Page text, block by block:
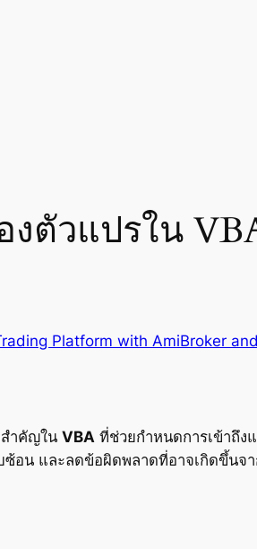
ตัวแปรใน
Platform with AmiBroker
ำคัญใน VBA ที่ช่วยกำหนดการเข้าถึง
อน และลดข้อผิดพลาดที่อาจเกิดขึ้นจ